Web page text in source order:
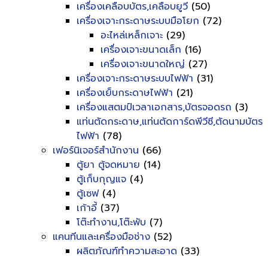
เครื่องเคลือบบัตร,เคลือบยูวี (50)
เครื่องเจาะกระดาษระบบมือโยก (72)
อะไหล่เหล็กเจาะ (29)
เครื่องเจาะขนาดเล็ก (16)
เครื่องเจาะขนาดใหญ่ (27)
เครื่องเจาะกระดาษระบบไฟฟ้า (31)
เครื่องเย็บกระดาษไฟฟ้า (21)
เครื่องแสตมป์เวลาเอกสาร,บัตรจอดรถ (3)
แท่นตัดกระดาษ,แท่นตัดการ์ดพีวีซี,ตัดนามบัตร
ไฟฟ้า (78)
เฟอร์นิเจอร์สำนักงาน (66)
ตู้ยา ตู้จดหมาย (14)
ตู้เก็บกุญแจ (4)
ตู้เซฟ(4)
เก้าอี้ (37)
โต๊ะทำงาน,โต๊ะพับ (7)
แคนทีนและเครื่องมือช่าง (52)
ผลิตภัณฑ์ทำความสะอาด (33)